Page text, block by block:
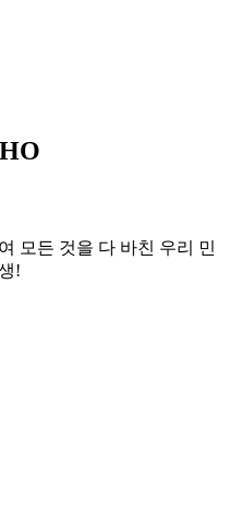
모든 것을 다 바친 우리 민
!